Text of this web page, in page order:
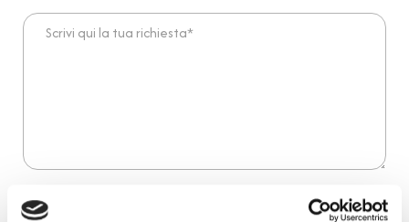
Scrivi qui la tua richiesta*
Desidero iscrivermi alla newsletter e
autorizzo al trattamento dei miei dati personali.